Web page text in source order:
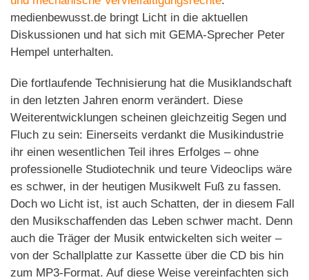
medienbewusst.de bringt Licht in die aktuellen
Diskussionen und hat sich mit GEMA-Sprecher Peter
Hempel unterhalten.
Die fortlaufende Technisierung hat die Musiklandschaft
in den letzten Jahren enorm verändert. Diese
Weiterentwicklungen scheinen gleichzeitig Segen und
Fluch zu sein: Einerseits verdankt die Musikindustrie
ihr einen wesentlichen Teil ihres Erfolges – ohne
professionelle Studiotechnik und teure Videoclips wäre
es schwer, in der heutigen Musikwelt Fuß zu fassen.
Doch wo Licht ist, ist auch Schatten, der in diesem Fall
den Musikschaffenden das Leben schwer macht. Denn
auch die Träger der Musik entwickelten sich weiter –
von der Schallplatte zur Kassette über die CD bis hin
zum MP3-Format. Auf diese Weise vereinfachten sich